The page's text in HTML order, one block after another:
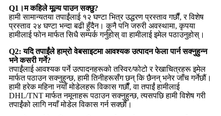
Q1।म कहिले मूल्य पाउन सक्छु?
हामी सामान्यतया तपाईंलाई १२ घण्टा भित्र उद्धरण प्रस्ताव गर्छौं, र विशेष
प्रस्ताव २४ घण्टा भन्दा बढी हुँदैन। कुनै पनि जरुरी अवस्थामा, कृपया
हामीलाई फोन मार्फत सिधै सम्पर्क गर्नुहोस् वा हामीलाई इमेल पठाउनुहोस्।
Q2: यदि तपाईंले हाम्रो वेबसाइटमा आवश्यक उत्पादन फेला पार्न सक्नुहुन्न
भने कसरी गर्ने?
तपाईंलाई आवश्यक पर्ने उत्पादनहरूको तस्विर/फोटो र रेखाचित्रहरू इमेल
मार्फत पठाउन सक्नुहुन्छ, हामी तिनीहरूसँग छन् कि छैनन् भनेर जाँच गर्नेछौं।
हामी हरेक महिना नयाँ मोडेलहरू विकास गर्छौं, वा तपाईं हामीलाई
DHL/TNT मार्फत नमूनाहरू पठाउन सक्नुहुन्छ, त्यसपछि हामी विशेष गरी
तपाईंको लागि नयाँ मोडेल विकास गर्न सक्छौं।